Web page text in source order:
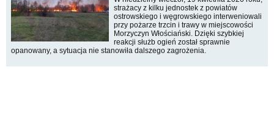
strażacy z kilku jednostek z powiatów
ostrowskiego i węgrowskiego interweniowali
przy pożarze trzcin i trawy w miejscowości
Morzyczyn Włościański. Dzięki szybkiej
reakcji służb ogień został sprawnie
opanowany, a sytuacja nie stanowiła dalszego zagrożenia.